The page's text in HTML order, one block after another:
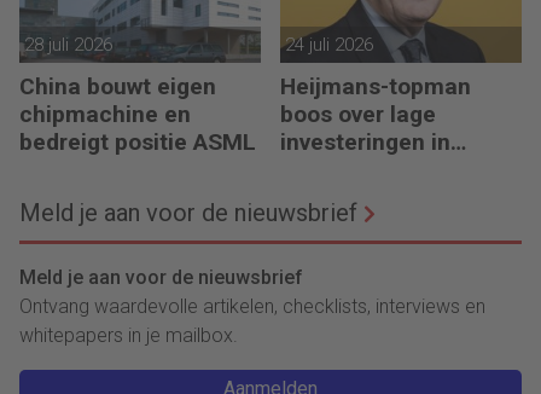
28 juli 2026
China bouwt eigen
chipmachine en
bedreigt positie ASML
24 juli 2026
Heijmans-topman
boos over lage
investeringen in
Meld je aan voor de nieuwsbrief
Meld je aan voor de nieuwsbrief
Ontvang waardevolle artikelen, checklists, interviews en
whitepapers in je mailbox.
Aanmelden